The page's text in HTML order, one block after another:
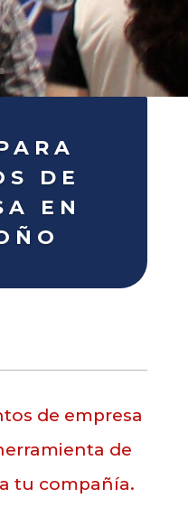
DE
EN
de empresa
de
tu compañía.